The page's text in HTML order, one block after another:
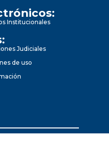
Institucionales
Judiciales
de uso